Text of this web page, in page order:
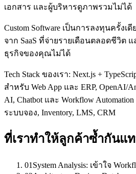
เอกสาร และผู้บริหารดูภาพรวมไม่ได้
Custom Software เป็นการลงทุนครั้งเ
จาก SaaS ที่จ่ายรายเดือนตลอดชีวิต
ธุรกิจของคุณไม่ได้
Tech Stack ของเรา: Next.js +
สำหรับ Web App และ ERP, OpenAI/
AI, Chatbot และ Workflow
ระบบจอง, Inventory, LMS, CRM
ที่เราทำให้ลูกค้าซ้ำกันแ
01 System Analysis: เข้าใจ